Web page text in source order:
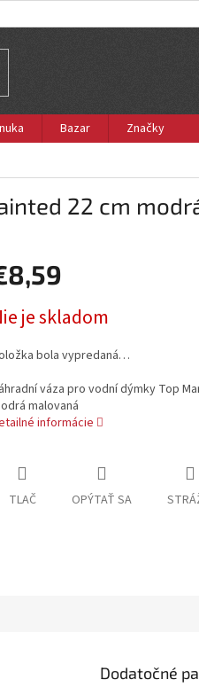
Bazar
Značky
22 cm
je skladom
bola vypredaná…
váza pro vodní dýmky Top
malovaná
informácie
TLAČ OPÝTAŤ SA
Dodatočné